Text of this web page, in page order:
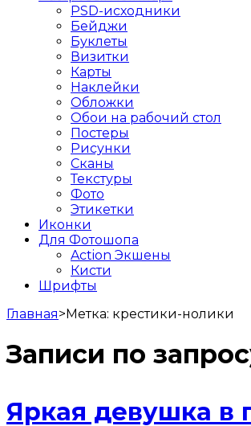
PSD-исходники
Бейджи
Буклеты
Визитки
Карты
Наклейки
Обложки
Обои на рабочий стол
Постеры
Рисунки
Сканы
Текстуры
Фото
Этикетки
Иконки
Для Фотошопа
Action Экшены
Кисти
Шрифты
Главная>Метка: крестики-нолики
Записи по
Яркая девушка в